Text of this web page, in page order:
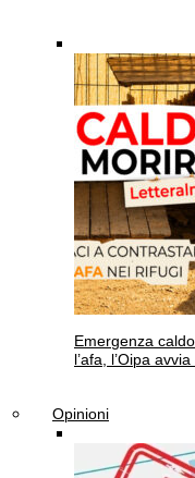
Emergenza caldo
l’afa, l’Oipa
Opinioni